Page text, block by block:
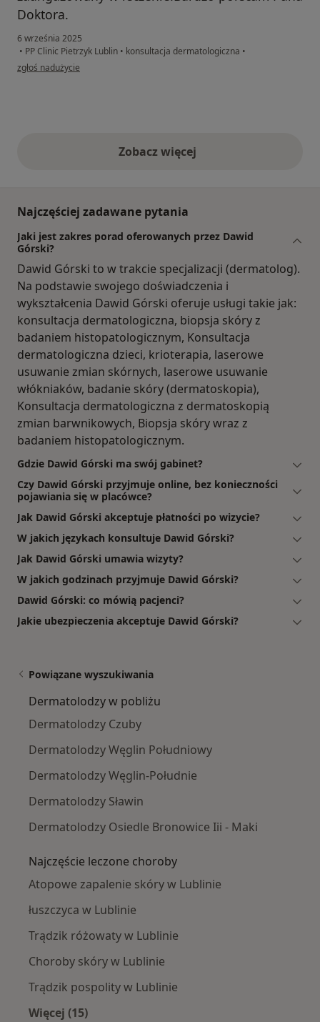
Doktora.
6 września 2025
• PP Clinic Pietrzyk Lublin • konsultacja dermatologiczna •
w opinii użytkownika Dorota Polak
zgłoś nadużycie
Zobacz więcejopinie powyżej
Najczęściej zadawane pytania
Jaki jest zakres porad oferowanych przez Dawid
Górski?
Dawid Górski to w trakcie specjalizacji (dermatolog).
Na podstawie swojego doświadczenia i
wykształcenia Dawid Górski oferuje usługi takie jak:
konsultacja dermatologiczna, biopsja skóry z
badaniem histopatologicznym, Konsultacja
dermatologiczna dzieci, krioterapia, laserowe
usuwanie zmian skórnych, laserowe usuwanie
włókniaków, badanie skóry (dermatoskopia),
Konsultacja dermatologiczna z dermatoskopią
zmian barwnikowych, Biopsja skóry wraz z
badaniem histopatologicznym.
Gdzie Dawid Górski ma swój gabinet?
Czy Dawid Górski przyjmuje online, bez konieczności
pojawiania się w placówce?
Jak Dawid Górski akceptuje płatności po wizycie?
W jakich językach konsultuje Dawid Górski?
Jak Dawid Górski umawia wizyty?
W jakich godzinach przyjmuje Dawid Górski?
Dawid Górski: co mówią pacjenci?
Jakie ubezpieczenia akceptuje Dawid Górski?
Powiązane wyszukiwania
Dermatolodzy w pobliżu
Dermatolodzy Czuby
Dermatolodzy Węglin Południowy
Dermatolodzy Węglin-Południe
Dermatolodzy Sławin
Dermatolodzy Osiedle Bronowice Iii - Maki
Najczęście leczone choroby
Atopowe zapalenie skóry w Lublinie
łuszczyca w Lublinie
Trądzik różowaty w Lublinie
Choroby skóry w Lublinie
Trądzik pospolity w Lublinie
Więcej (15)